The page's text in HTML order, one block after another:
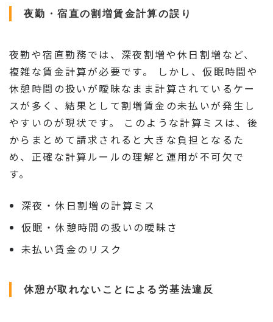
夜勤・宿直の割増賃金計算の誤り
夜勤や宿直勤務では、深夜割増や休日割増など、
複雑な賃金計算が必要です。 しかし、仮眠時間や
休憩時間の扱いが曖昧なまま計算されているケー
スが多く、結果として割増賃金の未払いが発生し
やすいのが現状です。 このような計算ミスは、後
からまとめて請求されると大きな負担となるた
め、正確な計算ルールの理解と運用が不可欠で
す。
深夜・休日割増の計算ミス
仮眠・休憩時間の扱いの曖昧さ
未払い賃金のリスク
休憩が取れないことによる労基法違反